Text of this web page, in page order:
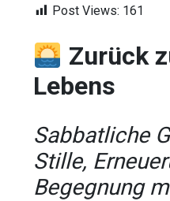
Post Views: 161
Zurück
Lebens
Sabbatliche
Stille,
Begegnung